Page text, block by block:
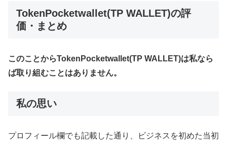
TokenPocketwallet(TP WALLET)の評
価・まとめ
このことからTokenPocketwallet(TP WALLET)は私なら
ば取り組むことはありません。
私の思い
プロフィール欄でも記載した通り、ビジネスを初めた当初